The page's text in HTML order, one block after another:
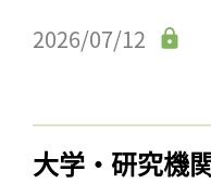
2026/07/12
大学・研究機